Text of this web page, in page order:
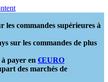
les commandes supérieures à
sur les commandes de plus
payer en €EURO
des marchés de